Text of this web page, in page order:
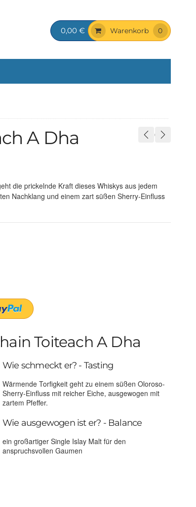
0,00 € Warenkorb 0
A Dha
die prickelnde Kraft dieses Whiskys aus jedem
Nachklang und einem zart süßen Sherry-Einfluss
Toiteach A Dha
Wie schmeckt er? - Tasting
Wärmende Torfigkeit geht zu einem süßen Oloroso-
Sherry-Einfluss mit reicher Eiche, ausgewogen mit
zartem Pfeffer.
Wie ausgewogen ist er? - Balance
ein großartiger Single Islay Malt für den
anspruchsvollen Gaumen